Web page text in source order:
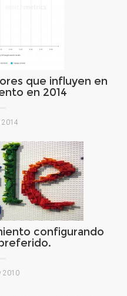
que influyen en
en 2014
2014
configurando
2010